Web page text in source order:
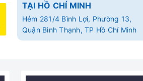
TẠI HỒ CHÍ MINH
Hẻm 281/4 Bình Lợi, Phường 13,
Quận Bình Thạnh, TP Hồ Chí Minh